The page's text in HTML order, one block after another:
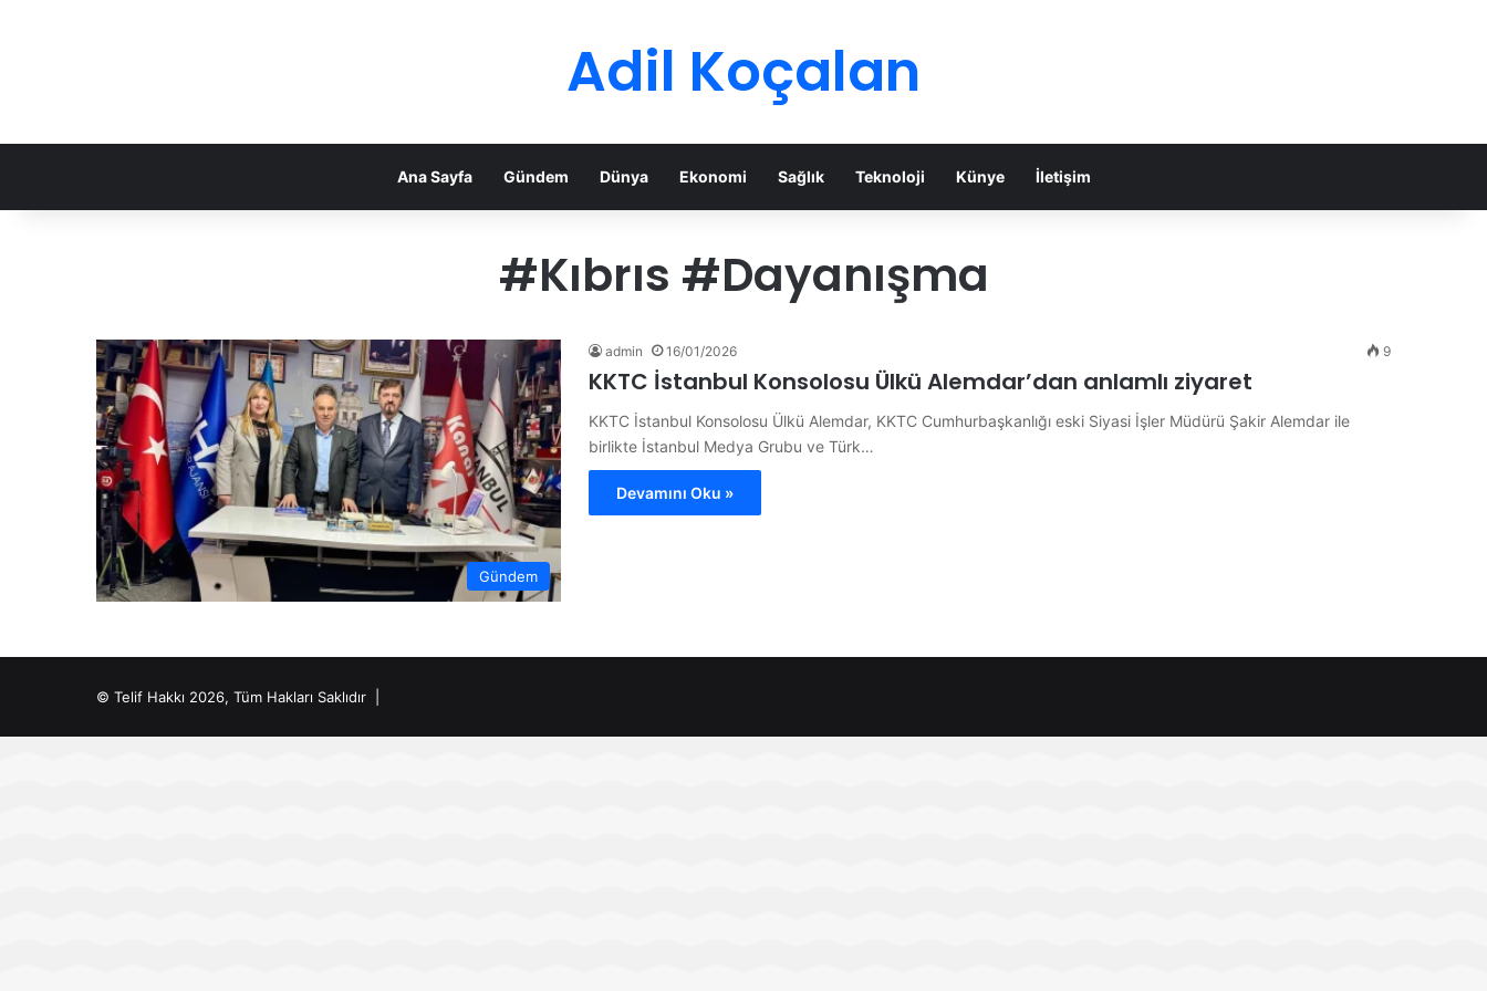
Adil Koçalan
Ana Sayfa Gündem Dünya Ekonomi Sağlık Teknoloji Künye İletişim
#Kıbrıs #Dayanışma
Gündem
admin 16/01/2026 9
KKTC İstanbul Konsolosu Ülkü Alemdar’dan anlamlı ziyaret
KKTC İstanbul Konsolosu Ülkü Alemdar, KKTC Cumhurbaşkanlığı eski Siyasi İşler Müdürü Şakir Alemdar ile
birlikte İstanbul Medya Grubu ve Türk…
Devamını Oku »
© Telif Hakkı 2026, Tüm Hakları Saklıdır |